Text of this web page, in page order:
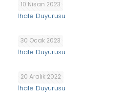
10 Nisan 2023
İhale Duyurusu
30 Ocak 2023
İhale Duyurusu
20 Aralık 2022
İhale Duyurusu